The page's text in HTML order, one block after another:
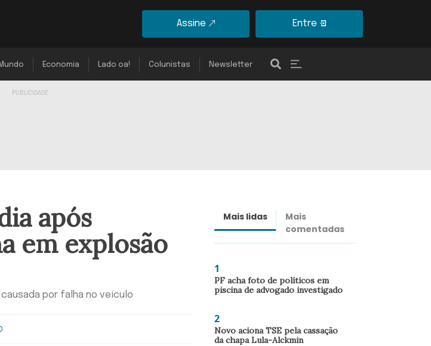
Assine Entre
Mundo Economia Lado oa! Colunistas Newsletter
após
em explosão
causada por falha no veículo
Mais lidas
Mais
comentadas
1
PF acha foto de políticos em
piscina de advogado investigado
2
Novo aciona TSE pela cassação
da chapa Lula-Alckmin